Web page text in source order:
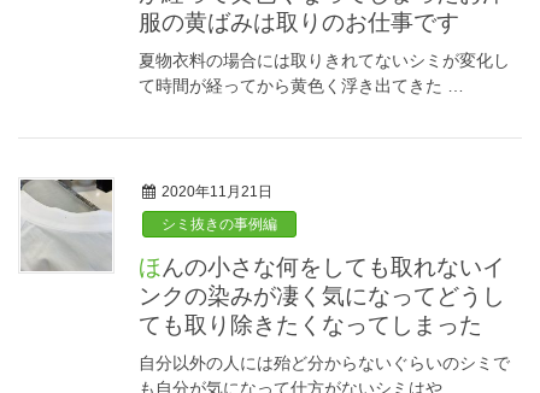
服の黄ばみは取りのお仕事です
夏物衣料の場合には取りきれてないシミが変化し
て時間が経ってから黄色く浮き出てきた …
2020年11月21日
シミ抜きの事例編
ほんの小さな何をしても取れないイ
ンクの染みが凄く気になってどうし
ても取り除きたくなってしまった
自分以外の人には殆ど分からないぐらいのシミで
も自分が気になって仕方がないシミはや …